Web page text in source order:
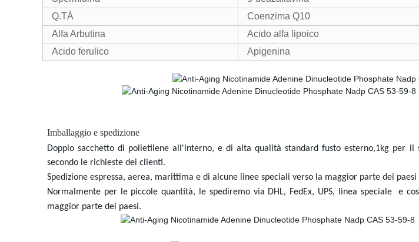
Q.TÀ
Coenzima Q10
Alfa Arbutina
Acido alfa lipoico
Acido ferulico
Apigenina
Imballaggio e spedizione
Doppio sacchetto di polietilene all'interno, e di alta qualità standard fusto esterno,1kg per il
secondo le richieste dei clienti.
Spedizione espressa, aerea, marittima e di alcune linee speciali verso la maggior parte dei paesi
Normalmente per le piccole quantità, le spediremo via DHL, FedEx, UPS, linea speciale e
maggior parte dei paesi.